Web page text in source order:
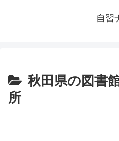
自習
秋田県の図書
所